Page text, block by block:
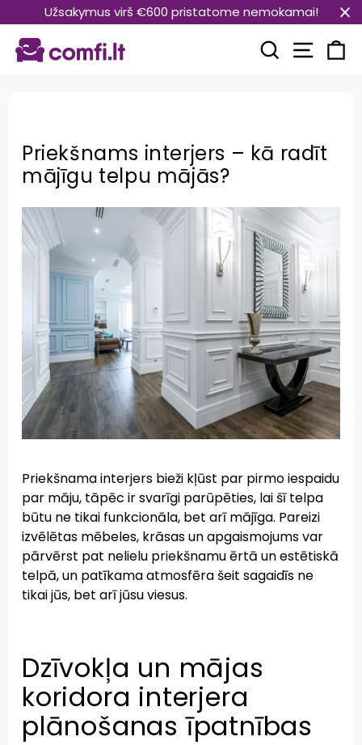
uz
saturu
Užsakymus virš €600 pristatome nemokamai!
Meklēt
Priekšnams interjers – kā radīt
mājīgu telpu mājās?
Priekšnama interjers bieži kļūst par pirmo iespaidu
par māju, tāpēc ir svarīgi parūpēties, lai šī telpa
būtu ne tikai funkcionāla, bet arī mājīga. Pareizi
izvēlētas mēbeles, krāsas un apgaismojums var
pārvērst pat nelielu priekšnamu ērtā un estētiskā
telpā, un patīkama atmosfēra šeit sagaidīs ne
tikai jūs, bet arī jūsu viesus.
Dzīvokļa un mājas
koridora interjera
plānošanas īpatnības